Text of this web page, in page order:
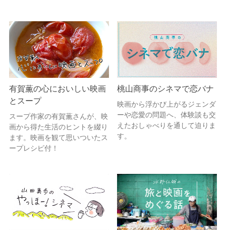
有賀薫の心においしい映画
とスープ
スープ作家の有賀薫さんが、映
画から得た生活のヒントを綴り
ます。映画を観て思いついたス
ープレシピ付！
桃山商事のシネマで恋バナ
映画から浮かび上がるジェンダ
ーや恋愛の問題へ、体験談も交
えたおしゃべりを通して迫りま
す。